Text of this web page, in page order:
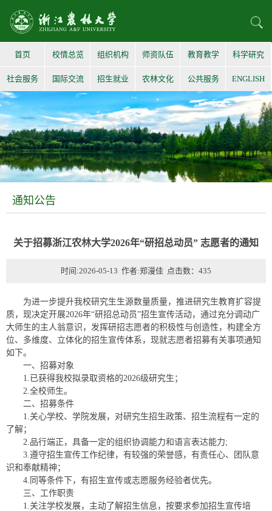
首页 校情总览 组织机构 师资队伍 教育教学 科学研究
社会服务 国际交流 招生就业 农林文化 公共服务 ENGLISH
通知公告
关于招募浙江农林大学2026年“研招总动员” 志愿者的通知
时间:2026-05-13 作者:郑漫佳 点击数： 435
为进一步提升我校研究生生源数量质量，推进研究生教育扩容提
质，现决定开展2026年“研招总动员”招生宣传活动，通过充分调动广
大师生的主人翁意识，发挥研招志愿者的积极性与创造性，构建全方
位、多维度、立体化的招生宣传体系，现就志愿者招募有关事项通知
如下。
一、招募对象
1.已获得我校拟录取资格的2026级研究生；
2.全校师生。
二、招募条件
1.关心学校、学院发展，对研究生招生政策、招生流程有一定的
了解；
2.品行端正，具备一定的组织协调能力和语言表达能力;
3.遵守招生宣传工作纪律，有较强的荣誉感，有责任心、团队意
识和奉献精神；
4.同等条件下，有招生宣传或志愿服务经验者优先。
三、工作职责
1.关注学校发展，主动了解招生信息，按要求参加招生宣传培